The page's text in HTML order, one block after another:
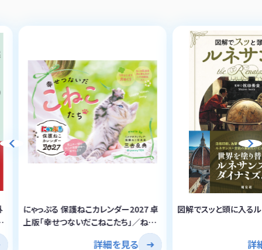
にゃっぷる 保護ねこカレンダー2027 卓
上版「幸せつないだこねこたち」／ねこ
詳細を見る
図解でスッと頭に入る
詳